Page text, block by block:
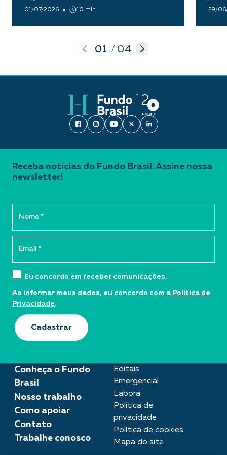
01/07/2026 10 min 29/
01 / 04
Conheça o Fundo
Brasil
Nosso trabalho
Como apoiar
Contato
Trabalhe conosco
Editais
Emergencial
Labora
Política de
privacidade
Política de cookies
Mapa do site
Receba notícias do Fundo Brasil. Assine nossa
newsletter!
Eu concordo em receber comunicações.
Ao informar meus dados, eu concordo com a Política de
Privacidade.
Cadastrar